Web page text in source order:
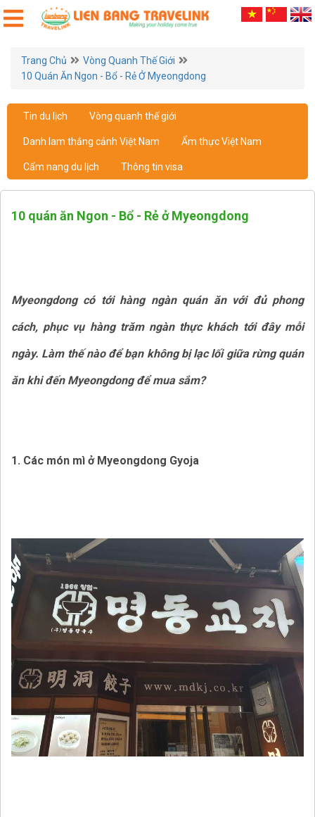
Trang Chủ
Vòng Quanh Thế Giới
10 Quán Ăn Ngon - Bổ - Rẻ Ở Myeongdong
Tin du lịch Vòng quanh thế giới
Danh lam thắng cảnh Việt Nam Ẩm thực Việt Nam
Cẩm nang du lịch Thông tin visa
10 quán ăn Ngon - Bổ - Rẻ ở Myeongdong
Myeongdong có tới hàng ngàn quán ăn với đủ phong
cách, phục vụ hàng trăm ngàn thực khách tới đây mỗi
ngày. Làm thế nào để bạn không bị lạc lối giữa rừng quán
ăn khi đến Myeongdong để mua sắm?
1. Các món mì ở Myeongdong Gyoja